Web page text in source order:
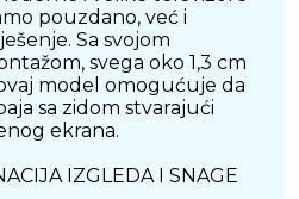
pouzdano, već i
Sa svojom
svega oko 1,3 cm
model omogućuje da
sa zidom stvarajući
ekrana.
IZGLEDA I SNAGE